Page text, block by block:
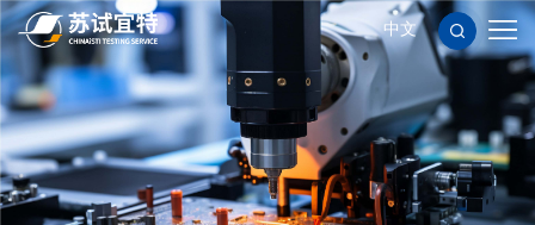
服
务
项
目
应
用
领
新
闻
关
中文